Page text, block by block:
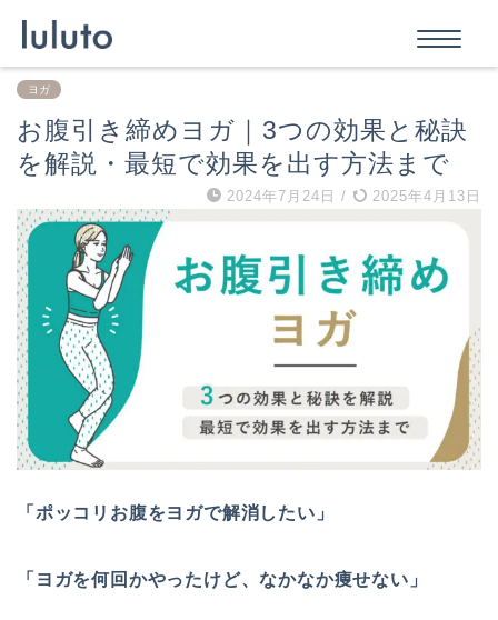
ヨガ
お腹引き締めヨガ｜3つの効果と秘訣
を解説・最短で効果を出す方法まで
2024年7月24日 / 2025年4月13日
「ポッコリお腹をヨガで解消したい」
「ヨガを何回かやったけど、なかなか痩せない」